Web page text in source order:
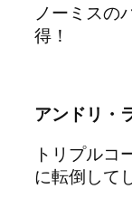
ノーミスの
得！
アンドリ・
トリプルコ
に転倒して